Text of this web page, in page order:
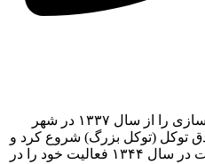
آقای محسن توکل حرفه ساعت سازی را از سال ۱۳۳۷ در شهر
توکل (توکل بزرگ) شروع کرد و
پس از سالها کسب تجربه و مهارت در سال ۱۳۴۴ فعالیت خود را در